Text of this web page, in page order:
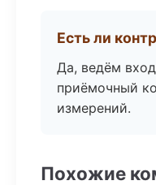
Есть ли
Да, ведём
приёмочный
измерений.
Похожие